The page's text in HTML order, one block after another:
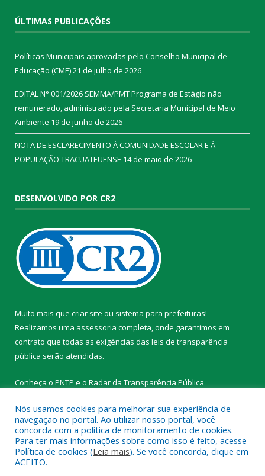
ÚLTIMAS PUBLICAÇÕES
Políticas Municipais aprovadas pelo Conselho Municipal de
Educação (CME)21 de julho de 2026
EDITAL N° 001/2026 SEMMA/PMT Programa de Estágio não
remunerado, administrado pela Secretaria Municipal de Meio
Ambiente 19 de junho de 2026
NOTA DE ESCLARECIMENTO À COMUNIDADE ESCOLAR E À
POPULAÇÃO TRACUATEUENSE 14 de maio de 2026
DESENVOLVIDO POR CR2
Muito mais que criar site ou sistema para prefeituras!
Realizamos uma assessoria completa, onde garantimos em
contrato que todas as exigências das leis de transparência
pública serão atendidas.
Conheça o PNTP e o Radar da Transparência Pública
Todos os direitos reservados a Prefeitura Municipal de
Tracuateua.
Nós usamos cookies para melhorar sua experiência de
navegação no portal. Ao utilizar nosso portal, você
concorda com a política de monitoramento de cookies.
Para ter mais informações sobre como isso é feito, acesse
Política de cookies (Leia mais). Se você concorda, clique em
ACEITO.